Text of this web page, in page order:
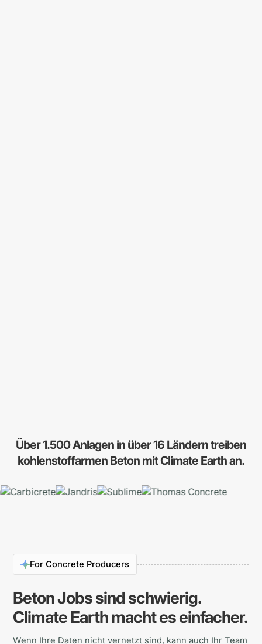
Über 1.500 Anlagen in über 16 Ländern treiben
kohlenstoffarmen Beton mit Climate Earth an.
For Concrete Producers
Beton Jobs sind schwierig.
Climate Earth macht es einfacher.
Wenn Ihre Daten nicht vernetzt sind, kann auch Ihr Team